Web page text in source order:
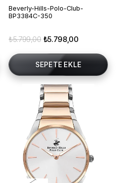
Beverly-Hills-Polo-Club-
BP3384C-350
₺5.798,00
₺5.799,00
SEPETE EKLE